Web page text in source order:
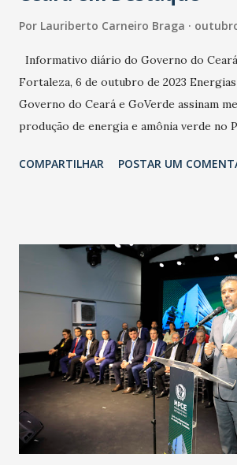
Por Lauriberto Carneiro Braga
Informativo diário do Governo do Ceará
Fortaleza, 6 de outubro de 2023 Energias
Governo do Ceará e GoVerde assinam
produção de energia e amônia verde no
cadeia produtiva do hidrogênio verde no
Pecém (CIPP). Larissa Falcão - Ascom
Carlos Gibaja - Casa Civil - Foto
Projeto de lei sobre produção de H2V
apresentado na terça-feira Anúncio foi
Seminário de Transição Energética e
Hidrogênio Verde, na Fiec, com a
governador do Ceará. Cidadania “Noite
povo cearense”: Elmano inaugura novo
Equipamento é estratégico, pois está
órgãos do Sistema de Justiç...
COMPARTILHAR POSTAR UM